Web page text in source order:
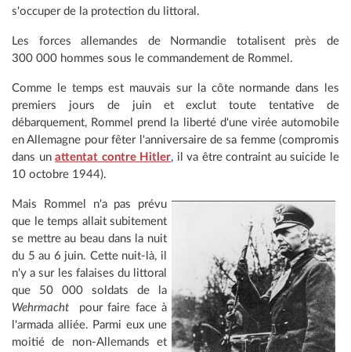
s'occuper de la protection du littoral.
Les
forces allemandes de Normandie totalisent près de
300 000 hommes sous le commandement de Rommel.
Comme le temps est mauvais sur la côte normande dans les
premiers jours de juin et exclut toute tentative de
débarquement, Rommel prend la liberté d'une virée automobile
en Allemagne pour fêter l'anniversaire de sa femme (compromis
dans unattentat contre Hitler, il va être contraint au suicide le
10 octobre 1944).
Mais Rommel n'a pas prévu
que le temps allait subitement
se mettre au beau dans la nuit
du 5 au 6 juin. Cette nuit-là, il
n'y a sur les falaises du littoral
que 50 000 soldats de la
Wehrmacht pour faire face à
l'armada alliée. Parmi eux une
moitié de non-Allemands et